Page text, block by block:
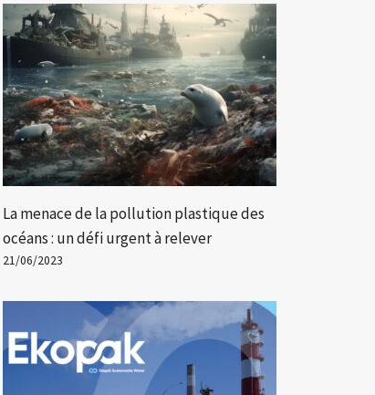
La menace de la pollution plastique des
océans : un défi urgent à relever
21/06/2023